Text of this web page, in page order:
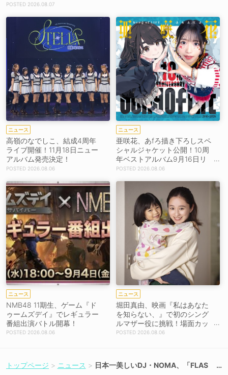
2026.08.07
ニュース
高嶺のなでしこ、結成4周年
ライブ開催！11月18日ニュー
アルバム発売決定！
2026.08.06
ニュース
亜咲花、あfろ描き下ろしスペ
シャルジャケット公開！10周
年ベストアルバム9月16日リ
リース！2026.08.06
ニュース
NMB48 11期生、ゲーム『ド
ゥームズデイ』でレギュラー
番組出演バトル開幕！
2026.08.06
ニュース
堀田真由、映画『私はあなた
を知らない、』で初のシング
ルマザー役に挑戦！場面カッ
トを解禁！【コメントあり】
2026.08.06
トップページ ニュース
日本一美しいDJ・NOMA、「FLAS